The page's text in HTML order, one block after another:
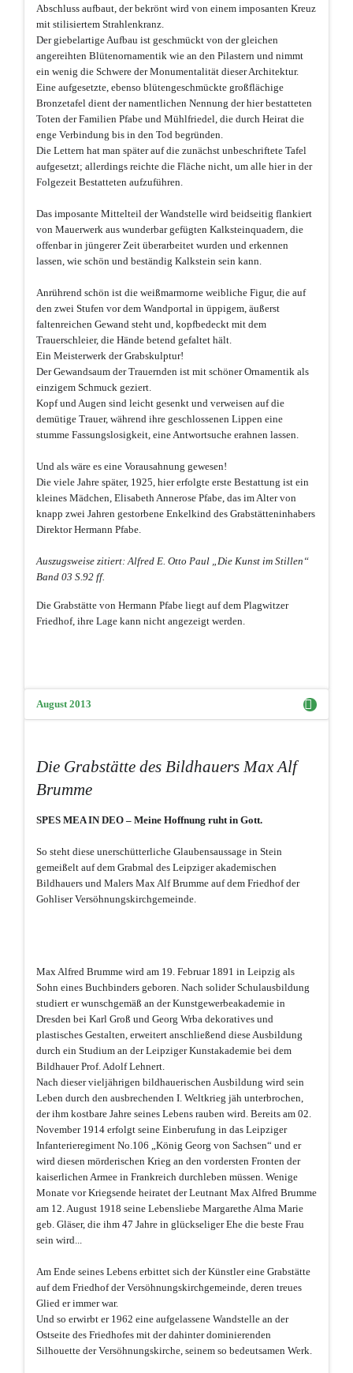
Abschluss aufbaut, der bekrönt wird von einem imposanten Kreuz
mit stilisiertem Strahlenkranz.
Der giebelartige Aufbau ist geschmückt von der gleichen
angereihten Blütenornamentik wie an den Pilastern und nimmt
ein wenig die Schwere der Monumentalität dieser Architektur.
Eine aufgesetzte, ebenso blütengeschmückte großflächige
Bronzetafel dient der namentlichen Nennung der hier bestatteten
Toten der Familien Pfabe und Mühlfriedel, die durch Heirat die
enge Verbindung bis in den Tod begründen.
Die Lettern hat man später auf die zunächst unbeschriftete Tafel
aufgesetzt; allerdings reichte die Fläche nicht, um alle hier in der
Folgezeit Bestatteten aufzuführen.
Das imposante Mittelteil der Wandstelle wird beidseitig flankiert
von Mauerwerk aus wunderbar gefügten Kalksteinquadern, die
offenbar in jüngerer Zeit überarbeitet wurden und erkennen
lassen, wie schön und beständig Kalkstein sein kann.
Anrührend schön ist die weißmarmorne weibliche Figur, die auf
den zwei Stufen vor dem Wandportal in üppigem, äußerst
faltenreichen Gewand steht und, kopfbedeckt mit dem
Trauerschleier, die Hände betend gefaltet hält.
Ein Meisterwerk der Grabskulptur!
Der Gewandsaum der Trauernden ist mit schöner Ornamentik als
einzigem Schmuck geziert.
Kopf und Augen sind leicht gesenkt und verweisen auf die
demütige Trauer, während ihre geschlossenen Lippen eine
stumme Fassungslosigkeit, eine Antwortsuche erahnen lassen.
Und als wäre es eine Vorausahnung gewesen!
Die viele Jahre später, 1925, hier erfolgte erste Bestattung ist ein
kleines Mädchen, Elisabeth Annerose Pfabe, das im Alter von
knapp zwei Jahren gestorbene Enkelkind des Grabstätteninhabers
Direktor Hermann Pfabe.
Auszugsweise zitiert: Alfred E. Otto Paul „Die Kunst im Stillen“
Band 03 S.92 ff.
Die Grabstätte von Hermann Pfabe liegt auf dem Plagwitzer
Friedhof, ihre Lage kann nicht angezeigt werden.
August 2013
Die Grabstätte des Bildhauers Max Alf
Brumme
SPES MEA IN DEO – Meine Hoffnung ruht in Gott.
So steht diese unerschütterliche Glaubensaussage in Stein
gemeißelt auf dem Grabmal des Leipziger akademischen
Bildhauers und Malers Max Alf Brumme auf dem Friedhof der
Gohliser Versöhnungskirchgemeinde.
Max Alfred Brumme wird am 19. Februar 1891 in Leipzig als
Sohn eines Buchbinders geboren. Nach solider Schulausbildung
studiert er wunschgemäß an der Kunstgewerbeakademie in
Dresden bei Karl Groß und Georg Wrba dekoratives und
plastisches Gestalten, erweitert anschließend diese Ausbildung
durch ein Studium an der Leipziger Kunstakademie bei dem
Bildhauer Prof. Adolf Lehnert.
Nach dieser vieljährigen bildhauerischen Ausbildung wird sein
Leben durch den ausbrechenden I. Weltkrieg jäh unterbrochen,
der ihm kostbare Jahre seines Lebens rauben wird. Bereits am 02.
November 1914 erfolgt seine Einberufung in das Leipziger
Infanterieregiment No.106 „König Georg von Sachsen“ und er
wird diesen mörderischen Krieg an den vordersten Fronten der
kaiserlichen Armee in Frankreich durchleben müssen. Wenige
Monate vor Kriegsende heiratet der Leutnant Max Alfred Brumme
am 12. August 1918 seine Lebensliebe Margarethe Alma Marie
geb. Gläser, die ihm 47 Jahre in glückseliger Ehe die beste Frau
sein wird...
Am Ende seines Lebens erbittet sich der Künstler eine Grabstätte
auf dem Friedhof der Versöhnungskirchgemeinde, deren treues
Glied er immer war.
Und so erwirbt er 1962 eine aufgelassene Wandstelle an der
Ostseite des Friedhofes mit der dahinter dominierenden
Silhouette der Versöhnungskirche, seinem so bedeutsamen Werk.